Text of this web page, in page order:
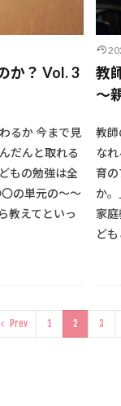
か？ Vol. 3
るか 今まで見
だんと取れる
もの勉強は全
の単元の～～
教えてといっ
教
〜
教師
な
育
か。
家庭
ど
Prev 1 2 3